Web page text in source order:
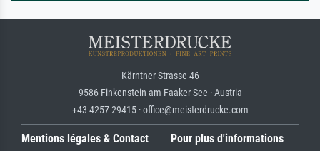
Kärntner Strasse 46
9586 Finkenstein am Faaker See · Austria
+43 4257 29415 · office@meisterdrucke.com
Mentions légales & Contact Pour plus d'informations